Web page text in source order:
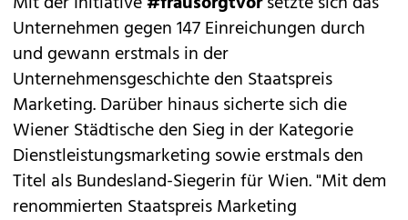
Unternehmen gegen 147 Einreichungen durch
und gewann erstmals in der
Unternehmensgeschichte den Staatspreis
Marketing. Darüber hinaus sicherte sich die
Wiener Städtische den Sieg in der Kategorie
Dienstleistungsmarketing sowie erstmals den
Titel als Bundesland-Siegerin für Wien. "Mit dem
renommierten Staatspreis Marketing